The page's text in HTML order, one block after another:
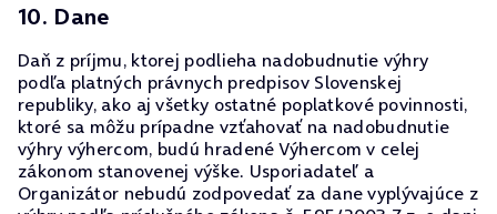
10. Dane
Daň z príjmu, ktorej podlieha nadobudnutie výhry
podľa platných právnych predpisov Slovenskej
republiky, ako aj všetky ostatné poplatkové povinnosti,
ktoré sa môžu prípadne vzťahovať na nadobudnutie
výhry výhercom, budú hradené Výhercom v celej
zákonom stanovenej výške. Usporiadateľ a
Organizátor nebudú zodpovedať za dane vyplývajúce z